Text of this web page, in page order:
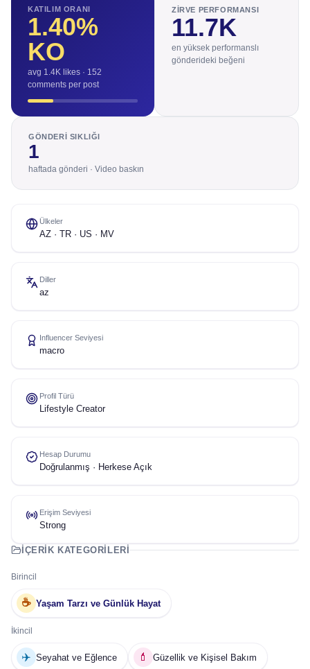
KATILIM ORANI
1.40%
KO
avg 1.4K likes · 152
comments per post
ZIRVE PERFORMANSI
11.7K
en yüksek performanslı
gönderideki beğeni
GÖNDERI SIKLIĞI
1
haftada gönderi · Video baskın
Ülkeler
AZ · TR · US · MV
Diller
az
Influencer Seviyesi
macro
Profil Türü
Lifestyle Creator
Hesap Durumu
Doğrulanmış · Herkese Açık
Erişim Seviyesi
Strong
İÇERIK KATEGORILERI
Birincil
☕ Yaşam Tarzı ve Günlük Hayat
İkincil
✈️ Seyahat ve Eğlence 💄 Güzellik ve Kişisel Bakım